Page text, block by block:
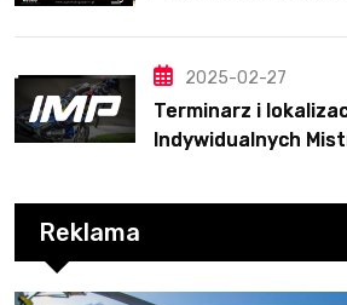
2025-02-27
Terminarz i
Indywidualnych
Reklama